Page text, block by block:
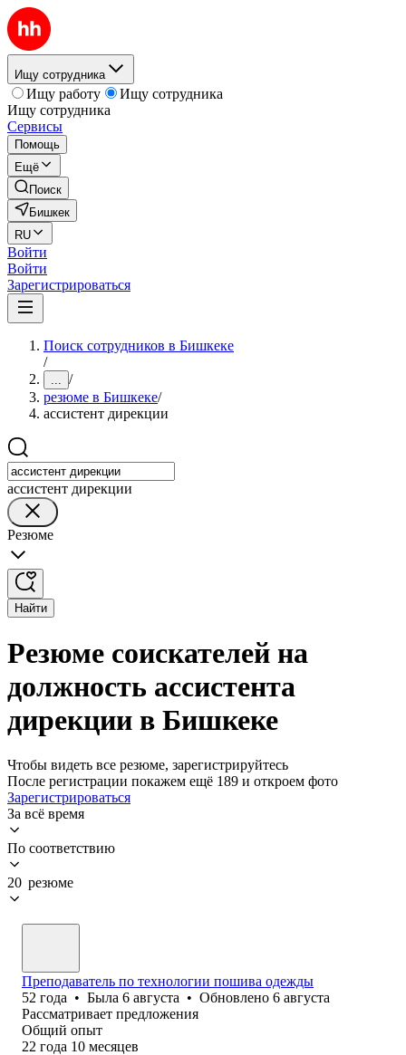
Ищу сотрудника
Ищу работу
Ищу сотрудника
Ищу сотрудника
Сервисы
Помощь
Ещё
Поиск
Бишкек
RU
Войти
Войти
Зарегистрироваться
Поиск сотрудников в Бишкеке
/
... /
резюме в Бишкеке/
ассистент дирекции
ассистент дирекции
Резюме
Найти
Резюме соискателей на
должность ассистента
дирекции в Бишкеке
Чтобы видеть все резюме, зарегистрируйтесь
После регистрации покажем ещё 189 и откроем фото
Зарегистрироваться
За всё время
По соответствию
20 резюме
Преподаватель по технологии пошива одежды
52 года • Была 6 августа • Обновлено 6 августа
Рассматривает предложения
Общий опыт
22 года 10 месяцев